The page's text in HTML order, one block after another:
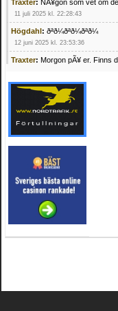
Traxter: NÃ¥gon som vet om
11 juli 2025 kl. 22:28:43
Högdahl: ðªð¼ðªð¼ðªð¼
12 juni 2025 kl. 23:53:36
Traxter: Morgon pÃ¥ er. Finns
Mrhandsome:SÃ¶ker defekta/
pÃ¥ 0709955029 eller
mvh Hugo
21 februari 2025 kl. 09:25:52
Oscar5:NÃ¥gon som vet vad
4 februari 2025 kl. 19:20:50
Oscar5:44
4 februari 2025 kl. 19:15:36
Greger59:NÃ¤gon som vet har
15 januari 2025 kl. 23:49:44
Mrhandsome:SÃÂ¶ker